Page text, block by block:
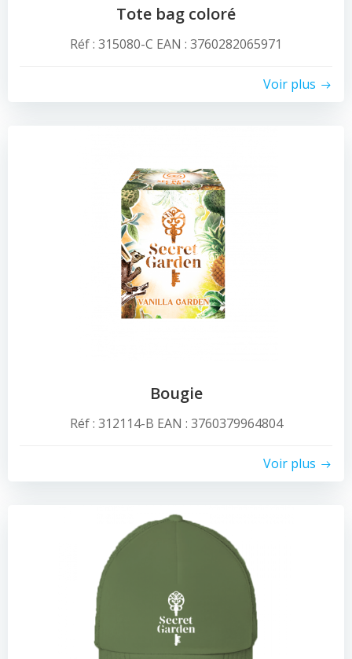
Tote bag coloré
Réf : 315080-C EAN : 3760282065971
Voir plus
Bougie
Réf : 312114-B EAN : 3760379964804
Voir plus